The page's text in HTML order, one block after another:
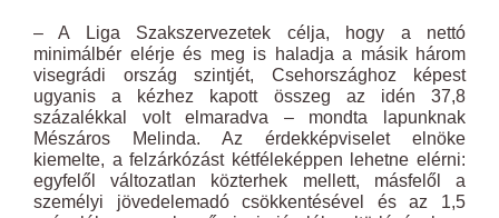
– A Liga Szakszervezetek célja, hogy a nettó
minimálbér elérje és meg is haladja a másik három
visegrádi ország szintjét, Csehországhoz képest
ugyanis a kézhez kapott összeg az idén 37,8
százalékkal volt elmaradva – mondta lapunknak
Mészáros Melinda. Az érdekképviselet elnöke
kiemelte, a felzárkózást kétféleképpen lehetne elérni:
egyfelől változatlan közterhek mellett, másfelől a
személyi jövedelemadó csökkentésével és az 1,5